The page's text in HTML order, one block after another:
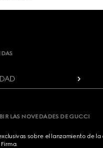
LAS NOVEDADES DE GUCCI
sobre el lanzamiento de